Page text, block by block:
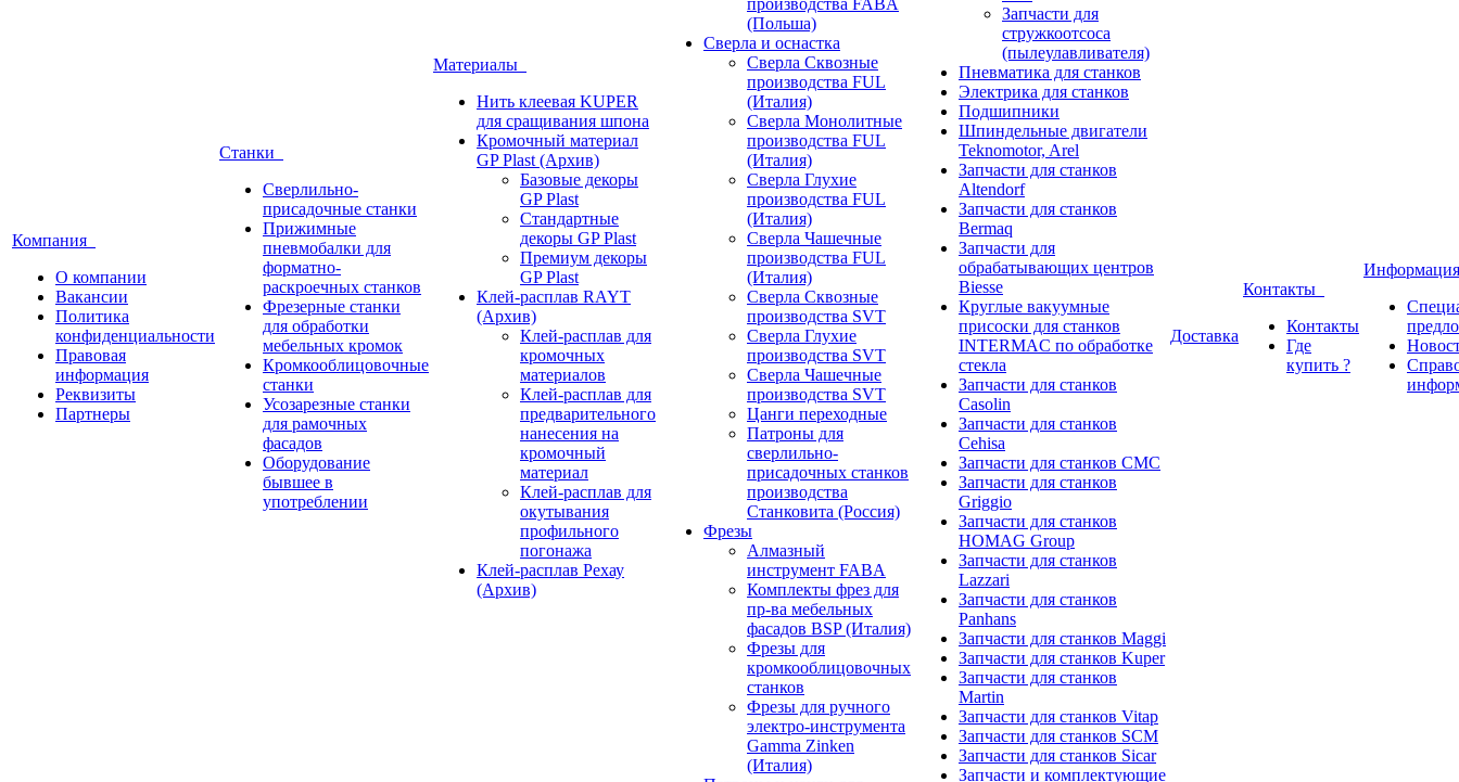
Компания
О компании
Вакансии
Политика
конфиденциальности
Правовая
информация
Реквизиты
Партнеры
Станки
Сверлильно-
присадочные станки
Прижимные
пневмобалки для
форматно-
раскроечных станков
Фрезерные станки
для обработки
мебельных кромок
Кромкооблицовочные
станки
Усозарезные станки
для рамочных
фасадов
Оборудование
бывшее в
употреблении
Материалы
Нить клеевая KUPER
для сращивания шпона
Кромочный материал
GP Plast (Архив)
Базовые декоры
GP Plast
Стандартные
декоры GP Plast
Премиум декоры
GP Plast
Клей-расплав RAYT
(Архив)
Клей-расплав для
кромочных
материалов
Клей-расплав для
предварительного
нанесения на
кромочный
материал
Клей-расплав для
окутывания
профильного
погонажа
Клей-расплав Рехау
(Архив)
производства FABA
(Польша)
Сверла и оснастка
Сверла Сквозные
производства FUL
(Италия)
Сверла Монолитные
производства FUL
(Италия)
Сверла Глухие
производства FUL
(Италия)
Сверла Чашечные
производства FUL
(Италия)
Сверла Сквозные
производства SVT
Сверла Глухие
производства SVT
Сверла Чашечные
производства SVT
Цанги переходные
Патроны для
сверлильно-
присадочных станков
производства
Станковита (Россия)
Фрезы
Алмазный
инструмент FABA
Комплекты фрез для
пр-ва мебельных
фасадов BSP (Италия)
Фрезы для
кромкооблицовочных
станков
Фрезы для ручного
электро-инструмента
Gamma Zinken
(Италия)
Запчасти для
стружкоотсоса
(пылеулавливателя)
Пневматика для станков
Электрика для станков
Подшипники
Шпиндельные двигатели
Teknomotor, Arel
Запчасти для станков
Altendorf
Запчасти для станков
Bermaq
Запчасти для
обрабатывающих центров
Biesse
Круглые вакуумные
присоски для станков
INTERMAC по обработке
стекла
Запчасти для станков
Casolin
Запчасти для станков
Cehisa
Запчасти для станков CMC
Запчасти для станков
Griggio
Запчасти для станков
HOMAG Group
Запчасти для станков
Lazzari
Запчасти для станков
Panhans
Запчасти для станков Maggi
Запчасти для станков Kuper
Запчасти для станков
Martin
Запчасти для станков Vitap
Запчасти для станков SCM
Запчасти для станков Sicar
Запчасти и комплектующие
Доставка
Контакты
Контакты
Где
купить ?